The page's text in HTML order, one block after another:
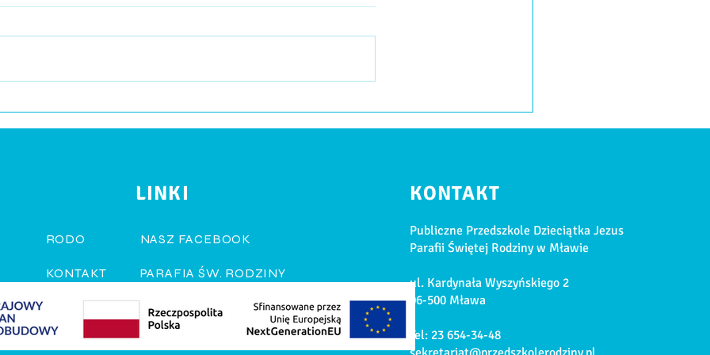
PSZCZÓŁKI W MOSIR
RODO
KONTAKT
LINKI
NASZ FACEBOOK
PARAFIA ŚW. RODZINY
RUCH RODZIN NAZARETAŃSKICH
KONTAKT
Publiczne Przedszkole Dzieciątka Jezus
Parafii Świętej Rodziny w Mławie
ul. Kardynała Wyszyńskiego 2
06-500 Mława
Tel: 23 654-34-48